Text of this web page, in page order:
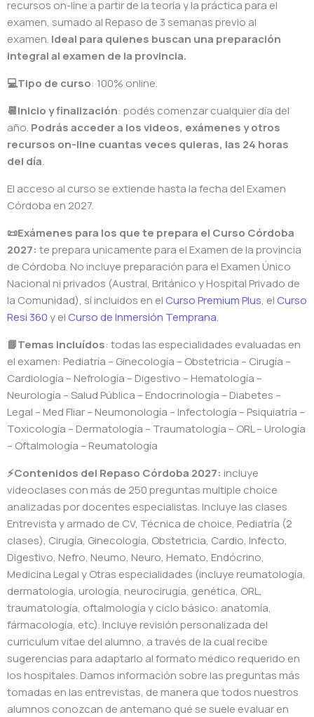
recursos on-line a partir de la teoría y la práctica para el
examen, sumado al Repaso de 3 semanas previo al
examen. Ideal para quienes buscan una preparación
integral al examen de la provincia.
💻Tipo de curso: 100% online.
📆Inicio y finalización: podés comenzar cualquier día del
año. Podrás acceder a los videos, exámenes y otros
recursos on-line cuantas veces quieras, las 24 horas
del día.
El acceso al curso se extiende hasta la fecha del Examen
Córdoba en 2027.
📜Exámenes para los que te prepara el Curso Córdoba
2027: te prepara unicamente para el Examen de la provincia
de Córdoba. No incluye preparación para el Examen Único
Nacional ni privados (Austral, Británico y Hospital Privado de
la Comunidad), sí incluidos en el Curso Premium Plus, el Curso
Resi 360y el Curso de Inmersión Temprana.
📘Temas incluídos: todas las especialidades evaluadas en
el examen: Pediatría – Ginecología – Obstetricia – Cirugía –
Cardiología – Nefrología – Digestivo – Hematología –
Neurología – Salud Pública – Endocrinología – Diabetes –
Legal – Med Fliar – Neumonología – Infectología – Psiquiatría –
Toxicología – Dermatología – Traumatología – ORL – Urología
– Oftalmología – Reumatología
⚡Contenidos del Repaso Córdoba 2027: incluye
videoclases con más de 250 preguntas multiple choice
analizadas por docentes especialistas. Incluye las clases
Entrevista y armado de CV, Técnica de choice, Pediatría (2
clases), Cirugía, Ginecología, Obstetricia, Cardio, Infecto,
Digestivo, Nefro, Neumo, Neuro, Hemato, Endócrino,
Medicina Legal y Otras especialidades (incluye reumatología,
dermatología, urología, neurocirugía, genética, ORL,
traumatología, oftalmología y ciclo básico: anatomía,
fármacología, etc). Incluye revisión personalizada del
curriculum vitae del alumno, a través de la cual recibe
sugerencias para adaptarlo al formato médico requerido en
los hospitales. Damos información sobre las preguntas más
tomadas en las entrevistas, de manera que todos nuestros
alumnos conozcan de antemano qué se suele evaluar en